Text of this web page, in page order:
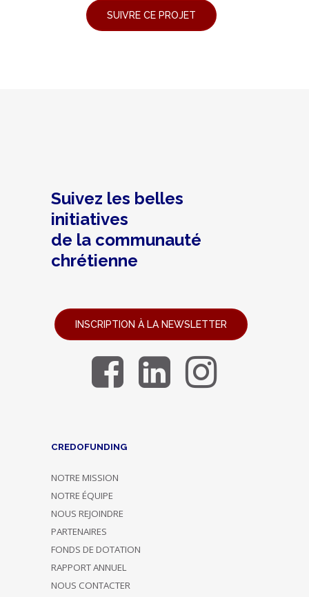
Suivez les belles
initiatives
de la communauté
chrétienne
INSCRIPTION À LA NEWSLETTER
CREDOFUNDING
NOTRE MISSION
NOTRE ÉQUIPE
NOUS REJOINDRE
PARTENAIRES
FONDS DE DOTATION
RAPPORT ANNUEL
NOUS CONTACTER